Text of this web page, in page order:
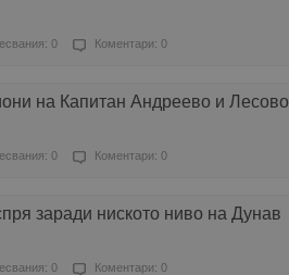
0 Коментари: 0
на Капитан Андреево и Лесово
0 Коментари: 0
заради ниското ниво на Дунав
0 Коментари: 0